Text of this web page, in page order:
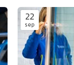
22
sep